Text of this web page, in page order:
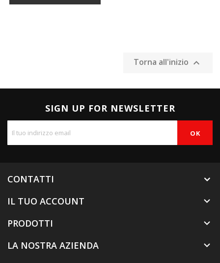
Torna all'inizio 
SIGN UP FOR NEWSLETTER
CONTATTI
IL TUO ACCOUNT

PRODOTTI 
LA NOSTRA AZIENDA 